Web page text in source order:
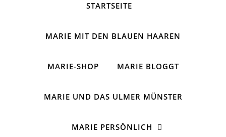
STARTSEITE
MARIE MIT DEN BLAUEN HAAREN
MARIE-SHOP MARIE BLOGGT
MARIE UND DAS ULMER MÜNSTER
MARIE PERSÖNLICH